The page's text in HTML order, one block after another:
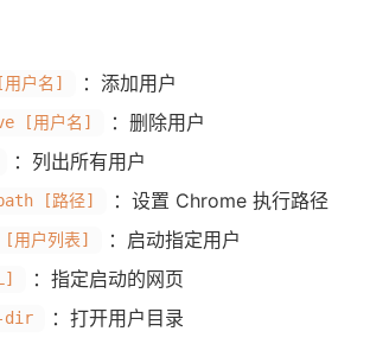
户名] ：添加用户
[用户名] ：删除用户
：列出所有用户
[路径] ：设置 Chrome 执行路径
户列表] ：启动指定用户
：指定启动的网页
dir ：打开用户目录